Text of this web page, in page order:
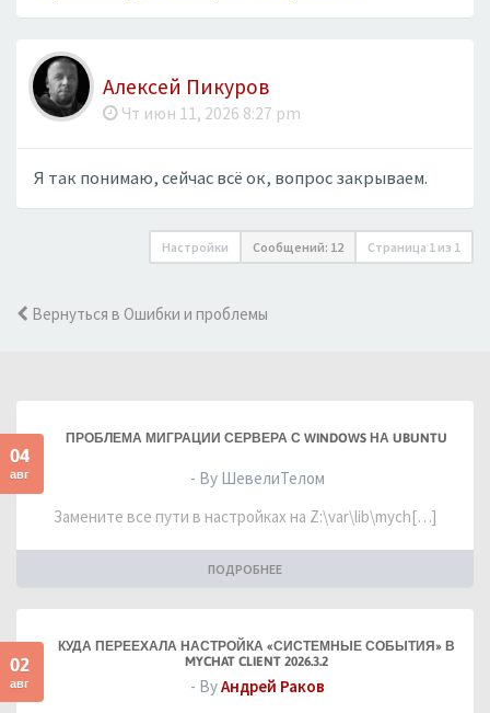
Алексей Пикуров
Чт июн 11, 2026 8:27 pm
Я так понимаю, сейчас всё ок, вопрос закрываем.
Настройки Сообщений: 12 Страница 1 из 1
Вернуться в Ошибки и проблемы
04
авг
ПРОБЛЕМА МИГРАЦИИ СЕРВЕРА С WINDOWS НА UBUNTU
- By ШевелиТелом
Замените все пути в настройках на Z:\var\lib\mych[…]
ПОДРОБНЕЕ
02
авг
КУДА ПЕРЕЕХАЛА НАСТРОЙКА «СИСТЕМНЫЕ СОБЫТИЯ» В
MYCHAT CLIENT 2026.3.2
- ByАндрей Раков